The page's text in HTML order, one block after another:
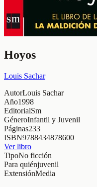
Hoyos
Louis Sachar
AutorLouis Sachar
Año1998
EditorialSm
GéneroInfantil y Juvenil
Páginas233
ISBN9788434878600
Ver libro
TipoNo ficción
Para quiénjuvenil
ExtensiónMedia